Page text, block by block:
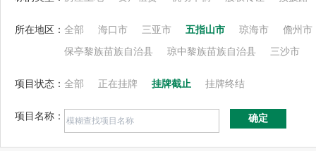
所在地区： 全部 海口市 三亚市 五指山市 琼海市 儋州市
保亭黎族苗族自治县 琼中黎族苗族自治县 三沙市
项目状态： 全部 正在挂牌 挂牌截止 挂牌终结
项目名称： 确定